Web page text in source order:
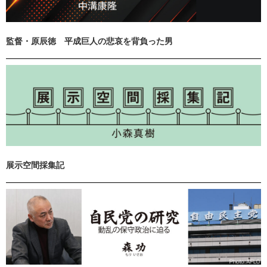
監督・原辰徳 平成巨人の悲哀を背負った男
展示空間採集記